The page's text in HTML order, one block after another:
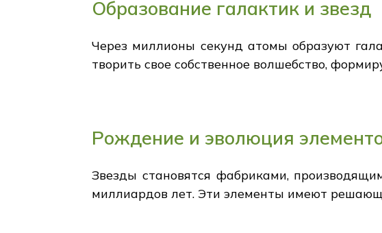
Образование галактик и звезд
Через миллионы секунд атомы образуют
творить свое собственное волшебство,
Рождение и эволюция
Звезды становятся фабриками,
миллиардов лет. Эти элементы имеют